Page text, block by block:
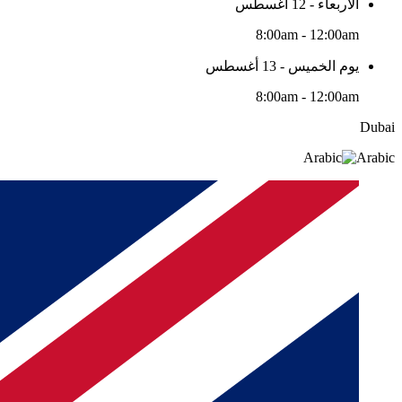
الأربعاء - 12 أغسطس
8:00am - 12:00am
يوم الخميس - 13 أغسطس
8:00am - 12:00am
Dubai
Arabic